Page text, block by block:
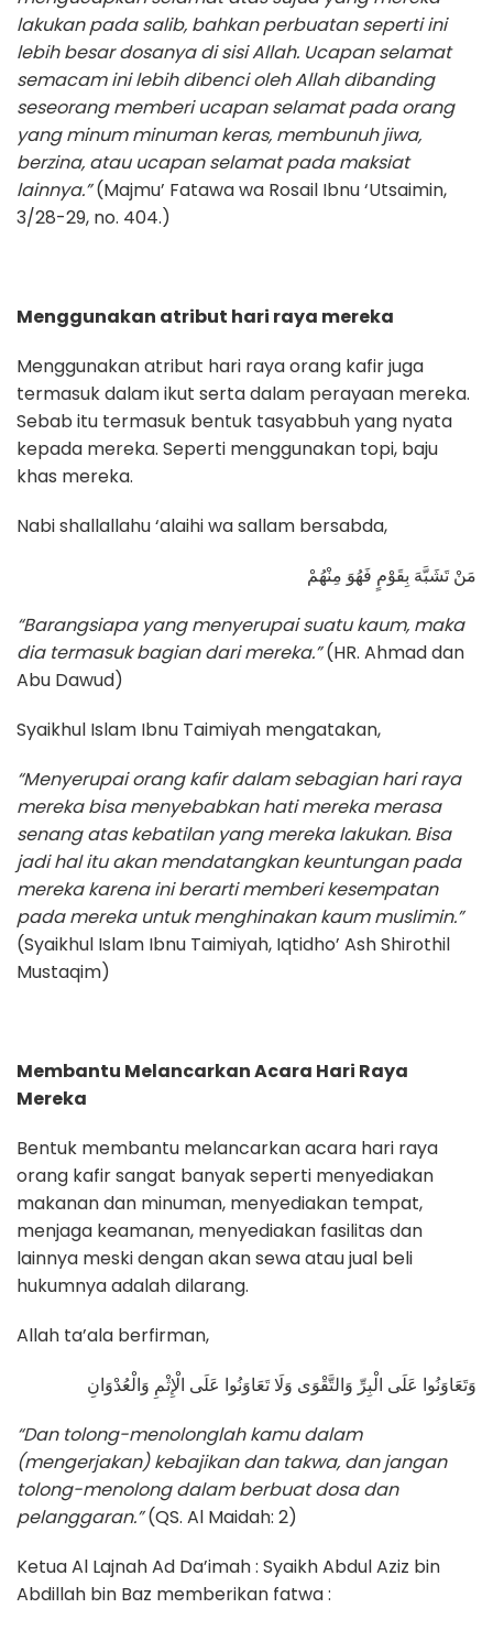
lakukan pada salib, bahkan perbuatan seperti ini
lebih besar dosanya di sisi Allah. Ucapan selamat
semacam ini lebih dibenci oleh Allah dibanding
seseorang memberi ucapan selamat pada orang
yang minum minuman keras, membunuh jiwa,
berzina, atau ucapan selamat pada maksiat
lainnya.”(Majmu’ Fatawa wa Rosail Ibnu ‘Utsaimin,
3/28-29, no. 404.)
Menggunakan atribut hari raya mereka
Menggunakan atribut hari raya orang kafir juga
termasuk dalam ikut serta dalam perayaan mereka.
Sebab itu termasuk bentuk tasyabbuh yang nyata
kepada mereka. Seperti menggunakan topi, baju
khas mereka.
Nabi shallallahu ‘alaihi wa sallam bersabda,
مَنْ تَشَبَّهَ بِقَوْمٍ فَهُوَ مِنْهُمْ
“Barangsiapa yang menyerupai suatu kaum, maka
dia termasuk bagian dari mereka.”(HR. Ahmad dan
Abu Dawud)
Syaikhul Islam Ibnu Taimiyah mengatakan,
“Menyerupai orang kafir dalam sebagian hari raya
mereka bisa menyebabkan hati mereka merasa
senang atas kebatilan yang mereka lakukan. Bisa
jadi hal itu akan mendatangkan keuntungan pada
mereka karena ini berarti memberi kesempatan
pada mereka untuk menghinakan kaum muslimin.”
(Syaikhul Islam Ibnu Taimiyah, Iqtidho’ Ash Shirothil
Mustaqim)
Membantu Melancarkan Acara Hari Raya
Mereka
Bentuk membantu melancarkan acara hari raya
orang kafir sangat banyak seperti menyediakan
makanan dan minuman, menyediakan tempat,
menjaga keamanan, menyediakan fasilitas dan
lainnya meski dengan akan sewa atau jual beli
hukumnya adalah dilarang.
Allah ta’ala berfirman,
وَتَعَاوَنُوا عَلَى الْبِرِّ وَالتَّقْوَى وَلَا تَعَاوَنُوا عَلَى الْإِثْمِ وَالْعُدْوَانِ
“Dan tolong-menolonglah kamu dalam
(mengerjakan) kebajikan dan takwa, dan jangan
tolong-menolong dalam berbuat dosa dan
pelanggaran.”(QS. Al Maidah: 2)
Ketua Al Lajnah Ad Da’imah : Syaikh Abdul Aziz bin
Abdillah bin Baz memberikan fatwa :